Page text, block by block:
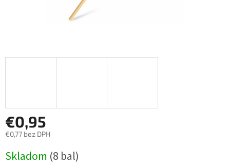
€0,95
€0,77 bez DPH
cena:
Skladom (8 bal)